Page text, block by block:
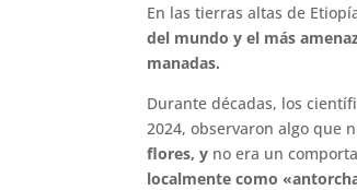
En las tierras altas de
del mundo y el más
manadas.
Durante décadas, los
2024, observaron algo que
flores, y no era un
localmente como